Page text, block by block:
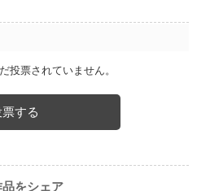
投票されていません。
する
品をシェア